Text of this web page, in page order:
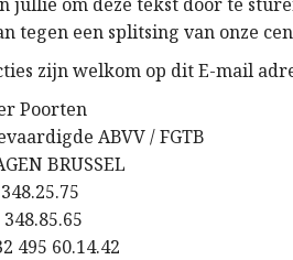
tegen een splitsing van onze
zijn welkom op dit E-mail
Poorten
ABVV / FGTB
BRUSSEL
495 60.14.42